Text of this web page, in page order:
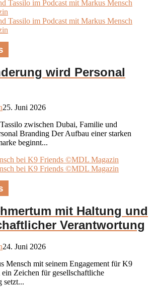
wird Personal
25. Juni 2026
zwischen Dubai, Familie und
Branding Der Aufbau einer starken
beginnt...
mit Haltung und
Verantwortung
24. Juni 2026
Mensch mit seinem Engagement für K9
Zeichen für gesellschaftliche
setzt...